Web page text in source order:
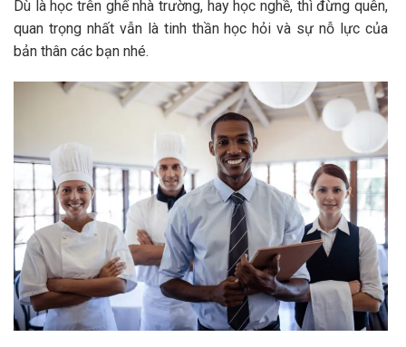
Dù là học trên ghế nhà trường, hay học nghề, thì đừng quên,
quan trọng nhất vẫn là tinh thần học hỏi và sự nỗ lực của
bản thân các bạn nhé.